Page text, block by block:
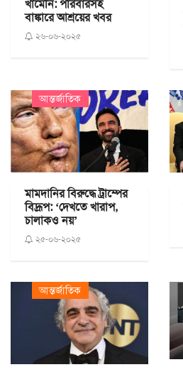
খামেনি: পরিবারসহ
বাঙ্কারে আশ্রয়ের খবর
২৬-০৬-২০২৫
আন্তর্জাতিক
মামদানির বিরুদ্ধে ট্রাম্পের
বিদ্রূপ: ‘দেখতে খারাপ,
চালাকও নয়’
২৫-০৬-২০২৫
আন্তর্জাতিক